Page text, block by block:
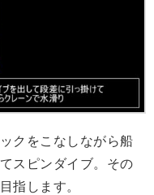
クをこなしながら船
スピンダイブ。その
指します。